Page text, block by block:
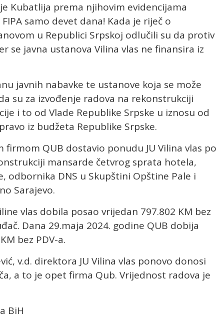
Kubatlija prema njihovim evidencijama
samo devet dana! Kada je riječ o
u Republici Srpskoj odlučili su da protiv
se javna ustanova Vilina vlas ne finansira iz
javnih nabavke te ustanove koja se može
su za izvođenje radova na rekonstrukciji
i to od Vlade Republike Srpske u iznosu od
iz budžeta Republike Srpske.
QUB dostavio ponudu JU Vilina vlas po
mansarde četvrog sprata hotela,
odbornika DNS u Skupštini Opštine Pale i
Sarajevo.
vlas dobila posao vrijedan 797.802 KM bez
Dana 29.maja 2024. godine QUB dobija
bez PDV-a.
v.d. direktora JU Vilina vlas ponovo donosi
a to je opet firma Qub. Vrijednost radova je
BiH